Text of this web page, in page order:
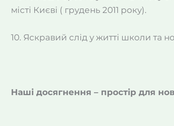
місті Києві ( грудень 2011 року).
10. Яскравий слід у житті школи та
Наші досягнення – простір для